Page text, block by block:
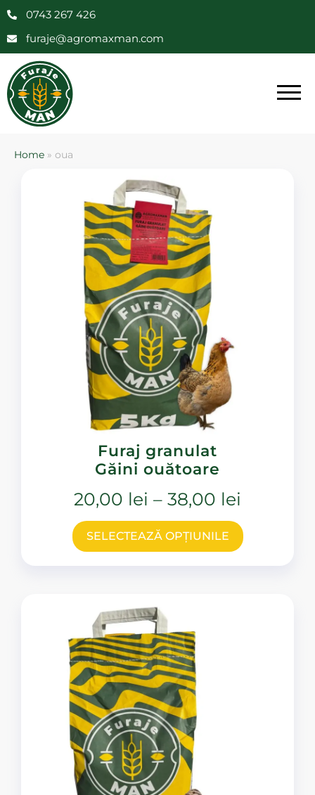
0743 267 426
furaje@agromaxman.com
Home » oua
Furaj granulat
Găini ouătoare
20,00 lei – 38,00 lei
SELECTEAZĂ OPȚIUNILE